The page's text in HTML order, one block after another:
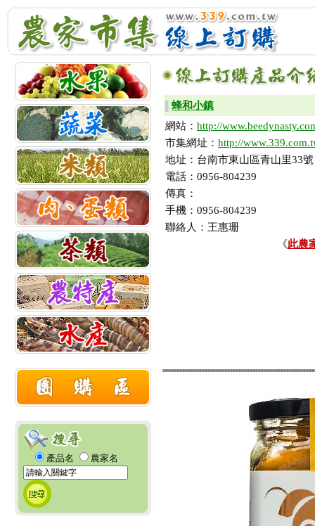
產品名 農家名
蜂和小鎮
網站： http://
市集網址： http://
地址：台南市東山區青山里33號
電話：0956-804239
傳真：
手機：0956-804239
聯絡人：王惠珊
《此農